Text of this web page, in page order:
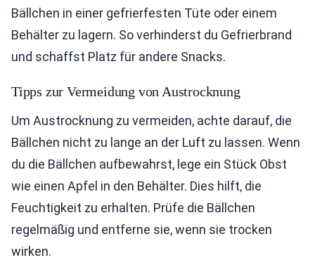
Bällchen in einer gefrierfesten Tüte oder einem
Behälter zu lagern. So verhinderst du Gefrierbrand
und schaffst Platz für andere Snacks.
Tipps zur Vermeidung von Austrocknung
Um Austrocknung zu vermeiden, achte darauf, die
Bällchen nicht zu lange an der Luft zu lassen. Wenn
du die Bällchen aufbewahrst, lege ein Stück Obst
wie einen Apfel in den Behälter. Dies hilft, die
Feuchtigkeit zu erhalten. Prüfe die Bällchen
regelmäßig und entferne sie, wenn sie trocken
wirken.